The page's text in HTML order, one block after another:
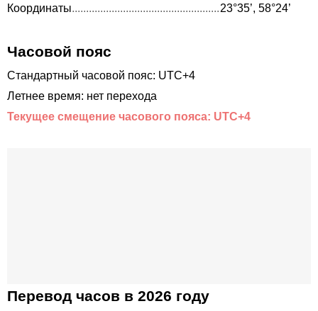
Координаты
23°35’, 58°24’
Часовой пояс
Стандартный часовой пояс: UTC+4
Летнее время: нет перехода
Текущее смещение часового пояса: UTC+4
Перевод часов в 2026 году